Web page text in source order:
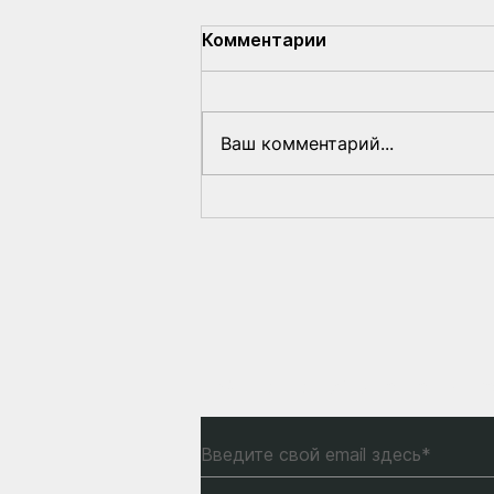
Комментарии
Ваш комментарий...